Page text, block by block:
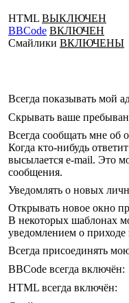
HTML ВЫКЛЮЧЕН
BBCode ВКЛЮЧЕН
Смайлики ВКЛЮЧЕНЫ
Всегда показывать мой
Скрывать ваше
Всегда сообщать мне об
Когда кто-нибудь
высылается e-mail. Это
сообщения.
Уведомлять о новых
Открывать новое окно
В некоторых шаблонах
уведомлением о
Всегда присоединять
BBCode всегда включён:
HTML всегда включён: